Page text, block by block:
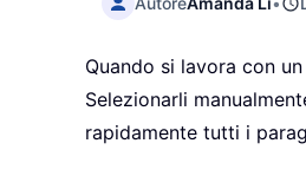
Quando si lavora con
Selezionarli
rapidamente tutti i